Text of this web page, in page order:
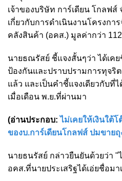
เจ้าของบริษัท การ์เดียน โกลฟส์
เกี่ยวกับการดำเนินงานโครงการ
คลังสินค้า (อคส.) มูลค่ากว่า
นายธณรัสย์ ชี้แจงสั้นๆว่า ได้เค
ป้องกันและปราบปรามการทุจริ
แล้ว และเป็นคำชี้แจงเดียวกับที่
เมื่อเดือน พ.ย.ที่ผ่านมา
(อ่านประกอบ:ไม่เคยให้เงินใต้
ของบ.การ์เดียนโกลฟส์ ปมขาย
นายธนรัสย์ กล่าวยืนยันด้วยว่า "
อคส.ที่นายประเสริฐได้เอ่ยชื่อม